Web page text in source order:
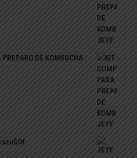
DE KOMBUCHA